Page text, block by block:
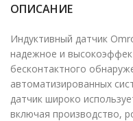
ОПИСАНИЕ
Индуктивный датчик
надежное и
бесконтактного
автоматизированных
датчик широко
включая производство,